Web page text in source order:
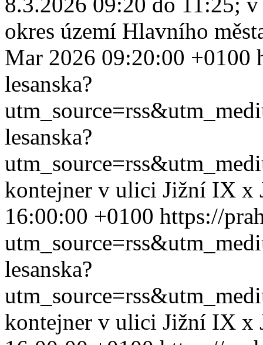
okres území Hlavního
Mar 2026 09:20:00 +0100
lesanska?
lesanska?
kontejner v ulici Jižní IX x
16:00:00 +0100 https://
lesanska?
kontejner v ulici Jižní IX x